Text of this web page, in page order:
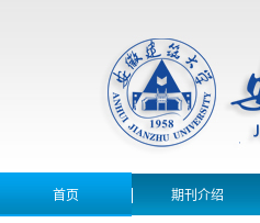
首页 期刊介绍